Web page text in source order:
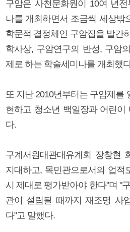
구암은 사천문화원이 10여 년
나를 개최하면서 조금씩 세상밖
학문적 결정체인 구암집을 발간
학사상, 구암연구의 반성, 구암
제로 하는 학술세미나를 개최했
또 지난 2010년부터는 구암제를
현하고 청소년 백일장과 어린
다.
구계서원대관대유계회 장창현
지대하고, 목민관으로서의 업적
시 제대로 평가받아야 한다"며 "
관이 설립될 때까지 재조명 사
다"고 말했다.